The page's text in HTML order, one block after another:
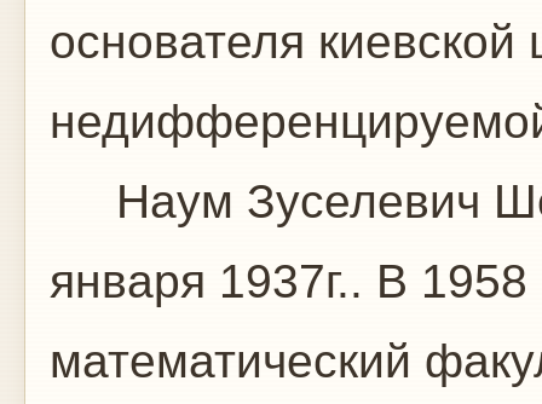
основателя
Наум Зуселевич
января 1937г.. В
математический